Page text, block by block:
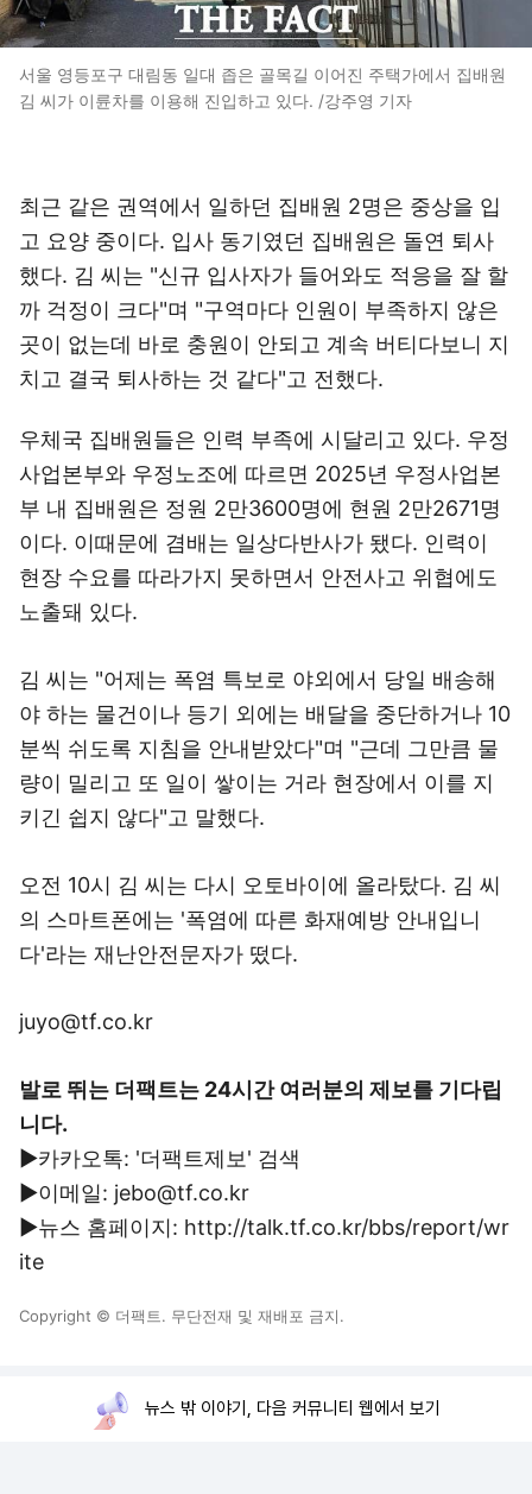
서울 영등포구 대림동 일대 좁은 골목길 이어진 주택가에서 집배원
김 씨가 이륜차를 이용해 진입하고 있다. /강주영 기자
최근 같은 권역에서 일하던 집배원 2명은 중상을 입
고 요양 중이다. 입사 동기였던 집배원은 돌연 퇴사
했다. 김 씨는 "신규 입사자가 들어와도 적응을 잘 할
까 걱정이 크다"며 "구역마다 인원이 부족하지 않은
곳이 없는데 바로 충원이 안되고 계속 버티다보니 지
치고 결국 퇴사하는 것 같다"고 전했다.
우체국 집배원들은 인력 부족에 시달리고 있다. 우정
사업본부와 우정노조에 따르면 2025년 우정사업본
부 내 집배원은 정원 2만3600명에 현원 2만2671명
이다. 이때문에 겸배는 일상다반사가 됐다. 인력이
현장 수요를 따라가지 못하면서 안전사고 위협에도
노출돼 있다.
김 씨는 "어제는 폭염 특보로 야외에서 당일 배송해
야 하는 물건이나 등기 외에는 배달을 중단하거나 10
분씩 쉬도록 지침을 안내받았다"며 "근데 그만큼 물
량이 밀리고 또 일이 쌓이는 거라 현장에서 이를 지
키긴 쉽지 않다"고 말했다.
오전 10시 김 씨는 다시 오토바이에 올라탔다. 김 씨
의 스마트폰에는 '폭염에 따른 화재예방 안내입니
다'라는 재난안전문자가 떴다.
juyo@tf.co.kr
발로 뛰는 더팩트는 24시간 여러분의 제보를 기다립
니다.
▶카카오톡: '더팩트제보' 검색
▶이메일: jebo@tf.co.kr
▶뉴스 홈페이지: http://talk.tf.co.kr/bbs/report/wr
ite
Copyright © 더팩트. 무단전재 및 재배포 금지.
뉴스 밖 이야기, 다음 커뮤니티 웹에서 보기